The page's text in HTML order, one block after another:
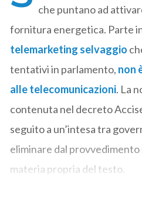
che puntano ad
fornitura energetica. Parte
telemarketing selvaggio
tentativi in parlamento, non
alle telecomunicazioni. La
contenuta nel decreto
seguito a un’intesa tra
eliminare dal
materia propria del testo.